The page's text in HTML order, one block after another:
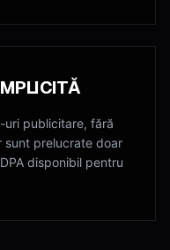
uri publicitare, fără
sunt prelucrate doar
disponibil pentru